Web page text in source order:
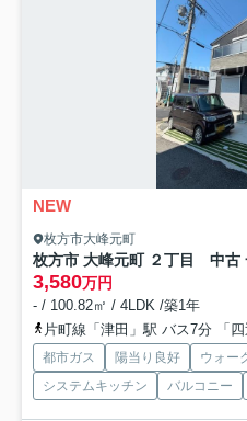
NEW
枚方市大峰元町
枚方市 大峰元町 ２丁目 中古
3,580万円
- / 100.82㎡ / 4LDK /築1年
片町線「津田」駅 バス7分 「
都市ガス 陽当り良好
ウォー
システムキッチン
バルコニー